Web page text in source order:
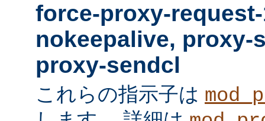
force-proxy-
nokeepalive, proxy-
proxy-sendcl
これらの指示子は